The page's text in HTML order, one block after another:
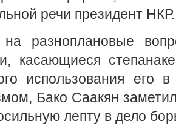
речи президент НКР.
на разноплановые
касающиеся
использования его
Бако Саакян
лепту в дело